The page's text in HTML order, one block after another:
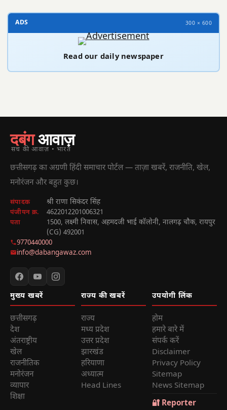
ADS 300 × 600
Read our daily newspaper
दबंगआवाज़
सच की आवाज़ • भारत
छत्तीसगढ़ का अग्रणी हिंदी समाचार पोर्टल — ताज़ा खबरें, राजनीति, खेल,
मनोरंजन और बहुत कुछ।
संपादक श्री राणा सिकंदर सिंह
पंजीयन क्र. 4622012201006321
पता
1500, लक्ष्मी निवास, अहमदजी भाई कॉलोनी, नालगढ़ चौक, रायपुर
(CG) 492001
9770440000
info@dabangawaz.com
मुख्य खबरें
छत्तीसगढ़
देश
अंतराष्ट्रीय
खेल
राजनीतिक
मनोरंजन
व्यापार
शिक्षा
राज्य की खबरें
राज्य
मध्य प्रदेश
उत्तर प्रदेश
झारखंड
हरियाणा
अध्यात्म
Head Lines
उपयोगी लिंक
होम
हमारे बारे में
संपर्क करें
Disclaimer
Privacy Policy
Sitemap
News Sitemap
🔐 Reporter